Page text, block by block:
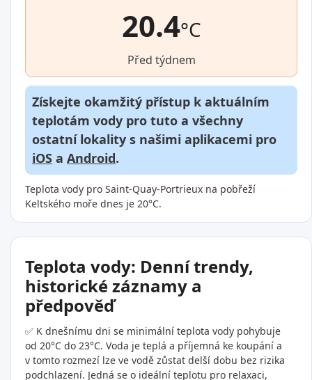
20.4°C
Před týdnem
Získejte okamžitý přístup k aktuálním
teplotám vody pro tuto a všechny
ostatní lokality s našimi aplikacemi pro
iOS a Android.
Teplota vody pro Saint-Quay-Portrieux na pobřeží
Keltského moře dnes je 20°C.
Teplota vody: Denní trendy,
historické záznamy a
předpověď
✅ K dnešnímu dni se minimální teplota vody pohybuje
od 20°C do 23°C. Voda je teplá a příjemná ke koupání a
v tomto rozmezí lze ve vodě zůstat delší dobu bez rizika
podchlazení. Jedná se o ideální teplotu pro relaxaci,